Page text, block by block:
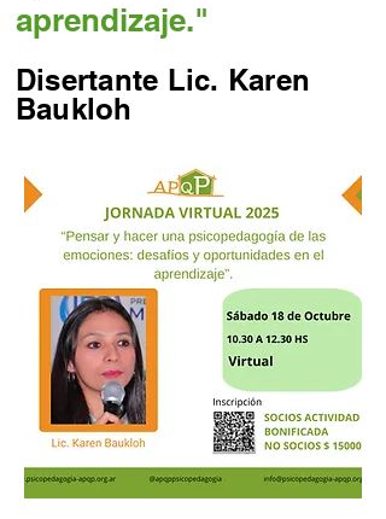
aprendizaje."
Disertante Lic. Karen
Baukloh